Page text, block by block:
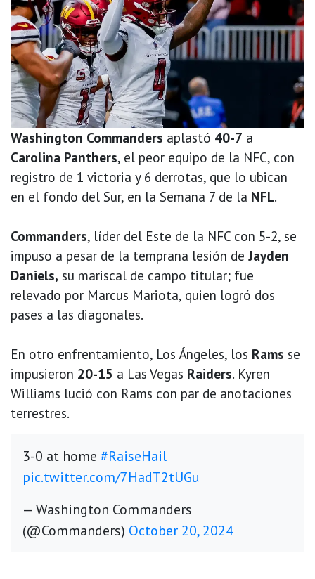
Washington Commanders aplastó 40-7 a
Carolina Panthers, el peor equipo de la NFC, con
registro de 1 victoria y 6 derrotas, que lo ubican
en el fondo del Sur, en la Semana 7 de la NFL.
Commanders, líder del Este de la NFC con 5-2, se
impuso a pesar de la temprana lesión de Jayden
Daniels, su mariscal de campo titular; fue
relevado por Marcus Mariota, quien logró dos
pases a las diagonales.
En otro enfrentamiento, Los Ángeles, los Rams se
impusieron 20-15 a Las Vegas Raiders. Kyren
Williams lució con Rams con par de anotaciones
terrestres.
3-0 at home #RaiseHail
pic.twitter.com/7HadT2tUGu
— Washington Commanders
(@Commanders) October 20, 2024